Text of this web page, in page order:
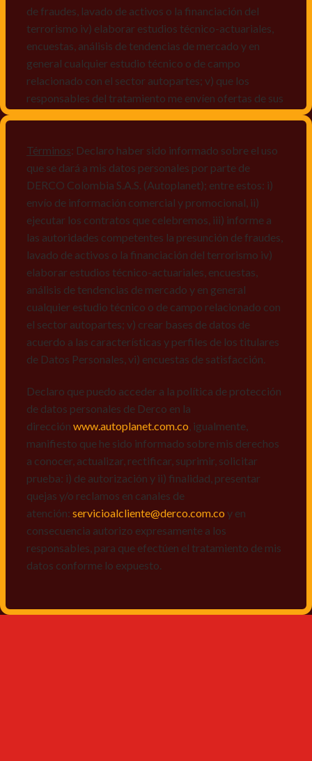
de fraudes, lavado de activos o la financiación del
terrorismo iv) elaborar estudios técnico-actuariales,
encuestas, análisis de tendencias de mercado y en
general cualquier estudio técnico o de campo
relacionado con el sector autopartes; v) que los
responsables del tratamiento me envíen ofertas de sus
mismos, vi) crear bases de datos de acuerdo a las
características y perfiles de los titulares de Datos
Personales, v) encuestas de satisfacción, vi) reportes
recall.
Declaro que puedo acceder a la política de protección
de datos personales de Derco en la
direcciónwww.autoplanet.com.co, igualmente,
manifiesto que he sido informado sobre mis derechos
a conocer, actualizar, rectificar, suprimir, solicitar
prueba: i) de autorización y ii) finalidad, presentar
quejas y/o reclamos en canales de
atención: servicioalcliente@derco.com.coy en
responsables, para que efectúen el tratamiento de mis
datos conforme lo expuesto.
Términos: Declaro haber sido informado sobre el uso
que se dará a mis datos personales por parte de
DERCO Colombia S.A.S. (Autoplanet); entre estos: i)
envío de información comercial y promocional, ii)
ejecutar los contratos que celebremos, iii) informe a
las autoridades competentes la presunción de fraudes,
lavado de activos o la financiación del terrorismo iv)
elaborar estudios técnico-actuariales, encuestas,
análisis de tendencias de mercado y en general
cualquier estudio técnico o de campo relacionado con
el sector autopartes; v) crear bases de datos de
acuerdo a las características y perfiles de los titulares
de Datos Personales, vi) encuestas de satisfacción.
Declaro que puedo acceder a la política de protección
de datos personales de Derco en la
dirección www.autoplanet.com.co , igualmente,
manifiesto que he sido informado sobre mis derechos
a conocer, actualizar, rectificar, suprimir, solicitar
prueba: i) de autorización y ii) finalidad, presentar
quejas y/o reclamos en canales de
atención: servicioalcliente@derco.com.co y en
consecuencia autorizo expresamente a los
responsables, para que efectúen el tratamiento de mis
datos conforme lo expuesto.